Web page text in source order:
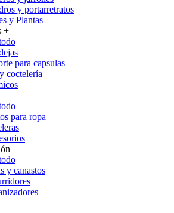
y portarretratos
y Plantas
+
para capsulas
coctelería
para ropa
+
y canastos